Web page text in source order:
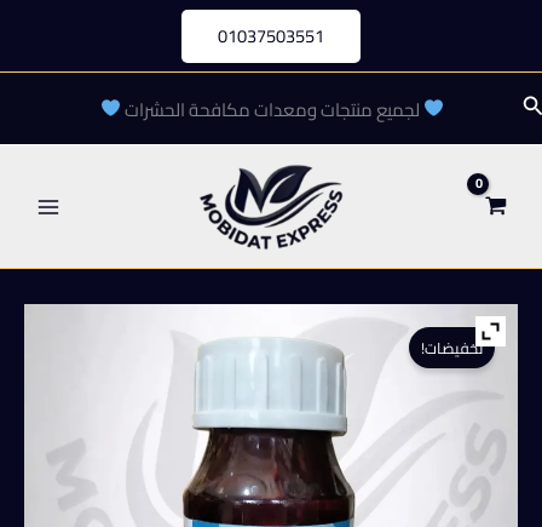
المحتوى
01037503551
البحث لجميع منتجات ومعدات مكافحة الحشرات
تخفيضات!